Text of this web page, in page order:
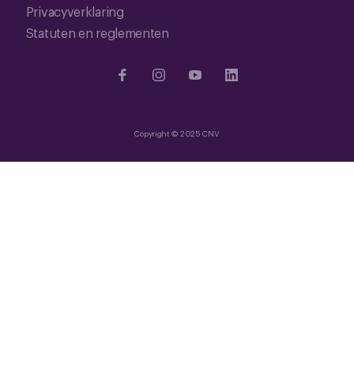
Privacyverklaring
Statuten en reglementen
Copyright © 2025 CNV